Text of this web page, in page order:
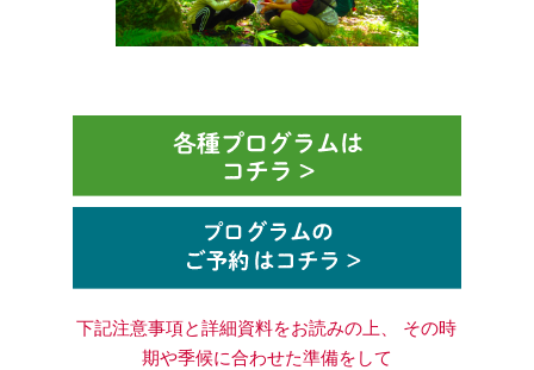
下記注意事項と詳細資料をお読みの上、 その時
期や季候に合わせた準備をして